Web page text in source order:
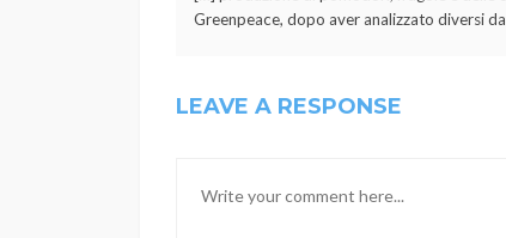
Greenpeace, dopo aver analizzato diversi
LEAVE A RESPONSE